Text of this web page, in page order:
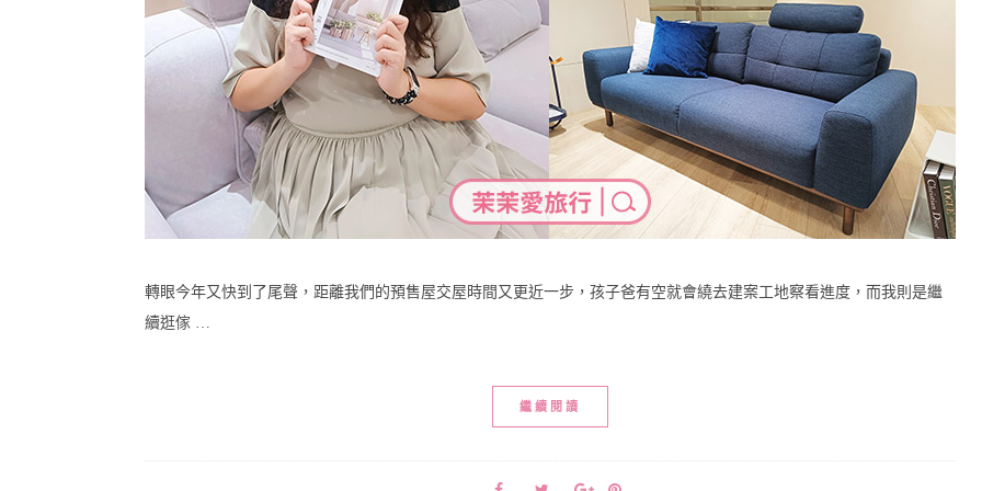
轉眼今年又快到了尾聲，距離我們的預售屋交屋時間又更近一步，孩子爸有空就會繞去建案工地察看進度，而我則是繼
續逛傢 …
繼續閱讀